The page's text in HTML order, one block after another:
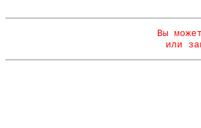
Вы
или